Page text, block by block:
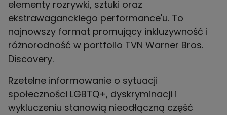
elementy rozrywki, sztuki oraz
ekstrawaganckiego performance'u. To
najnowszy format promujący inkluzywność i
różnorodność w portfolio TVN Warner Bros.
Discovery.
Rzetelne informowanie o sytuacji
społeczności LGBTQ+, dyskryminacji i
wykluczeniu stanowią nieodłączną część